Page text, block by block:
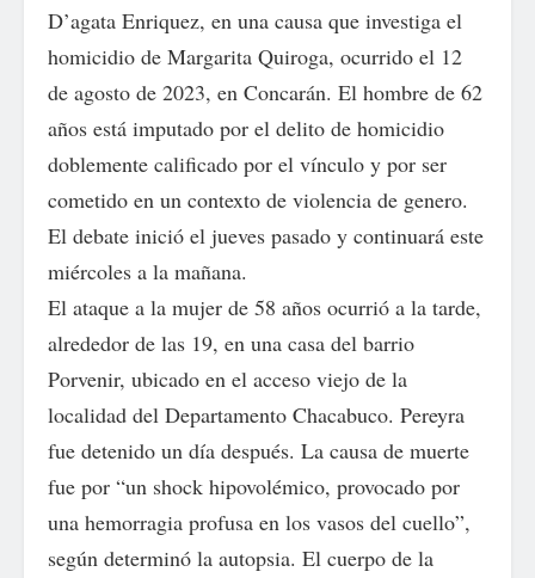
D’agata Enriquez, en una causa que investiga el
homicidio de Margarita Quiroga, ocurrido el 12
de agosto de 2023, en Concarán. El hombre de 62
años está imputado por el delito de homicidio
doblemente calificado por el vínculo y por ser
cometido en un contexto de violencia de genero.
El debate inició el jueves pasado y continuará este
miércoles a la mañana.
El ataque a la mujer de 58 años ocurrió a la tarde,
alrededor de las 19, en una casa del barrio
Porvenir, ubicado en el acceso viejo de la
localidad del Departamento Chacabuco. Pereyra
fue detenido un día después. La causa de muerte
fue por “un shock hipovolémico, provocado por
una hemorragia profusa en los vasos del cuello”,
según determinó la autopsia. El cuerpo de la